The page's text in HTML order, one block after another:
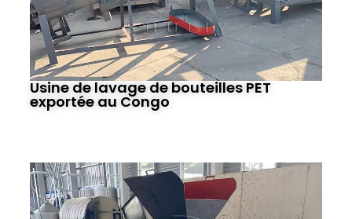
Usine de lavage de bouteilles PET
exportée au Congo